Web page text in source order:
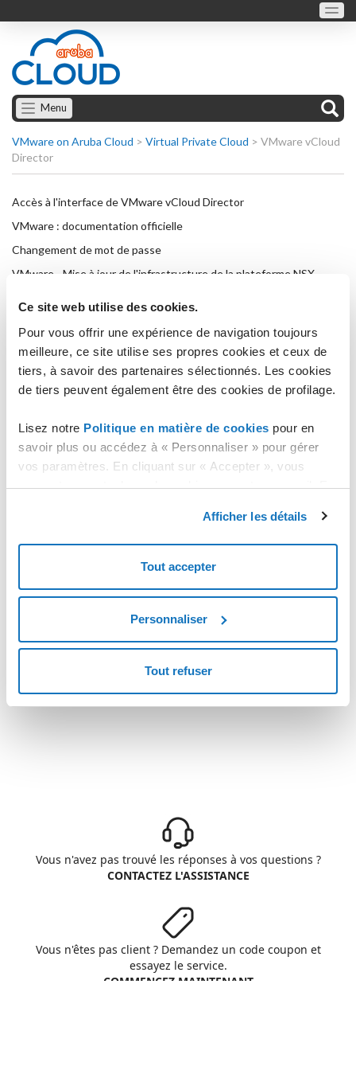
Ce site web utilise des cookies.
Pour vous offrir une expérience de navigation toujours
meilleure, ce site utilise ses propres cookies et ceux de
tiers, à savoir des partenaires sélectionnés. Les cookies
de tiers peuvent également être des cookies de profilage.
Lisez notre Politique en matière de cookies pour en
savoir plus ou accédez à « Personnaliser » pour gérer
vos paramètres. En cliquant sur « Accepter », vous
consentez au stockage de cookies sur votre appareil. En
stockage des cookies nécessaires.
Afficher les détails
Tout accepter
Personnaliser
Tout refuser
Menu
VMware on Aruba Cloud > Virtual Private Cloud > VMware vCloud
Director
Accès à l'interface de VMware vCloud Director
VMware : documentation officielle
Changement de mot de passe
VMware - Mise à jour de l'infrastructure de la plateforme NSX
Windows Server 2019
Comment établir une connexion VPN avec OpenVPN sur
Ubuntu 20.04
Comment se connecter à un VPN via OpenVPN
Vous n'avez pas trouvé les réponses à vos questions ?
CONTACTEZ L'ASSISTANCE
Vous n'êtes pas client ? Demandez un code coupon et
essayez le service.
COMMENCEZ MAINTENANT